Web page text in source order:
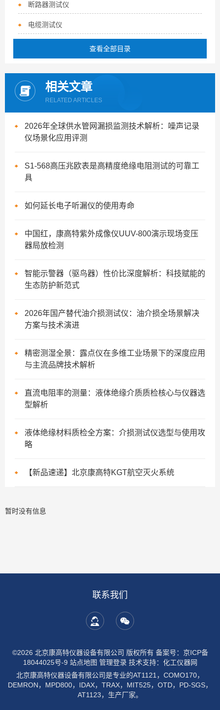
断路器测试仪
电缆测试仪
查看全部目录
相关文章
RELATED ARTICLES
2026年全球供水管网漏损监测技术解析：噪声记录
仪场景化应用评测
S1-568高压兆欧表是高精度绝缘电阻测试的可靠工
具
如何延长电子听漏仪的使用寿命
中国红，康高特紫外成像仪UUV-800演示现场变压
器局放检测
智能示警器（驱鸟器）性价比深度解析：科技赋能的
生态防护新范式
2026年国产替代油介损测试仪：油介损全场景解决
方案与技术演进
精密测湿全景：露点仪在多维工业场景下的深度应用
与主流品牌技术解析
直流电阻率的测量：液体绝缘介质质检核心与仪器选
型解析
液体绝缘材料质检全方案：介损测试仪选型与使用攻
略
【新品速递】北京康高特KGT航空灭火系统
暂时没有信息
联系我们
©2026 北京康高特仪器设备有限公司 版权所有 备案号：京ICP备
18044025号-9 站点地图 管理登录技术支持： 化工仪器网
北京康高特仪器设备有限公司是专业的AT1121，COMO170，
DEMRON，MPD800，IDAX，TRAX，MIT525，OTD，PD-SGS，
AT1123，生产厂家。